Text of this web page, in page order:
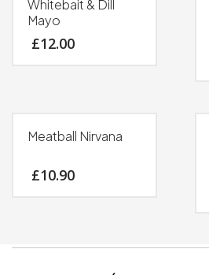
Whitebait & Dill
Mayo
£12.00
Meatball Nirvana
£10.90